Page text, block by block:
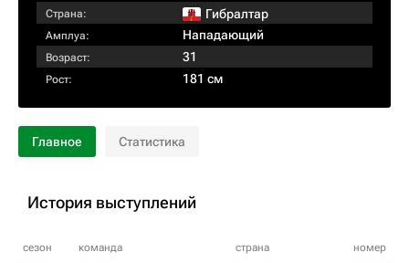
Страна: Гибралтар
Амплуа: Нападающий
Возраст: 31
Рост: 181 см
Главное Статистика
История выступлений
сезон команда страна номер